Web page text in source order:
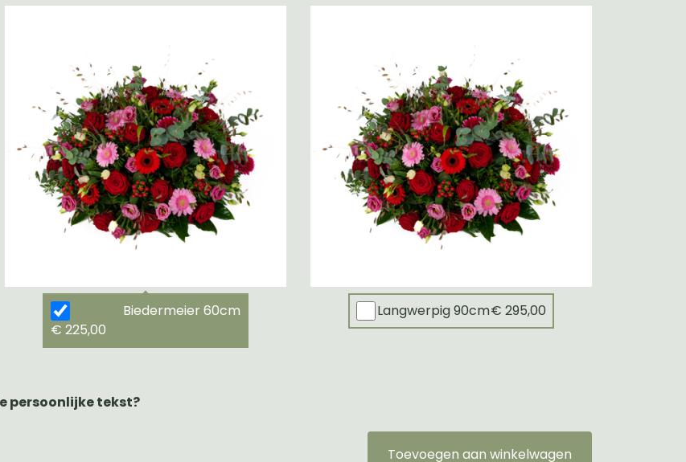
Biedermeier 60cm
€ 225,00
Langwerpig 90cm€ 295,00
persoonlijke tekst?
Toevoegen aan winkelwagen